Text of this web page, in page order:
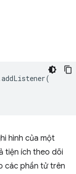
addListener(
hình của một
tiện ích theo dõi
các phần tử trên